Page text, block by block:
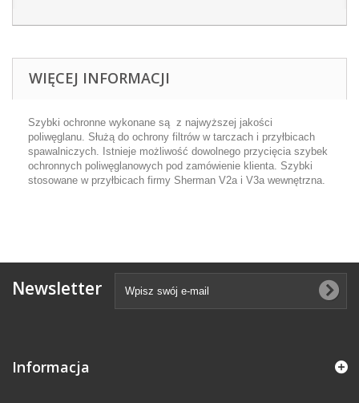
WIĘCEJ INFORMACJI
Szybki ochronne wykonane są z najwyższej jakości
poliwęglanu. Służą do ochrony filtrów w tarczach i przyłbicach
spawalniczych. Istnieje możliwość dowolnego przycięcia szybek
ochronnych poliwęglanowych pod zamówienie klienta. Szybki
stosowane w przyłbicach firmy Sherman V2a i V3a wewnętrzna.
Newsletter
Informacja